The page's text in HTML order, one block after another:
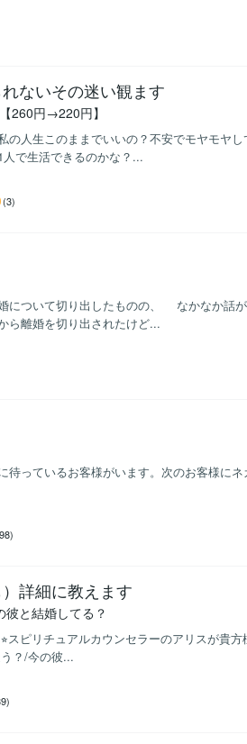
ないその迷い観ます
260円→220円】
の人生このままでいいの？不安でモヤモヤ
で生活できるのかな？...
(3)
について切り出したものの、 なかなか話
ら離婚を切り出されたけど...
っているお客様がいます。次のお客様に
詳細に教えます
と結婚してる？
スピリチュアルカウンセラーのアリスが貴
？/今の彼...